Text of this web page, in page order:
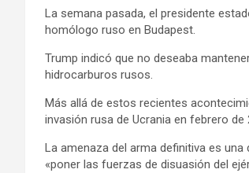
La semana pasada, el presidente
homólogo ruso en Budapest.
Trump indicó que no deseaba
hidrocarburos rusos.
Más allá de estos recientes
invasión rusa de Ucrania en febrero de
La amenaza del arma definitiva es
«poner las fuerzas de disuasión del